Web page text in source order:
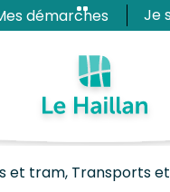
démarches Je
et tram, Transports